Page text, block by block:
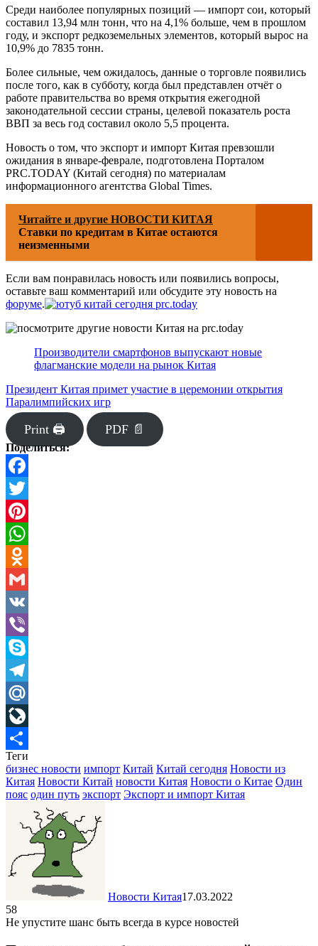
Среди наиболее популярных позиций — импорт сои, который
составил 13,94 млн тонн, что на 4,1% больше, чем в прошлом
году, и экспорт редкоземельных элементов, который вырос на
10,9% до 7835 тонн.
Более сильные, чем ожидалось, данные о торговле появились
после того, как в субботу, когда был представлен отчёт о
работе правительства во время открытия ежегодной
законодательной сессии страны, целевой показатель роста
ВВП за весь год составил около 5,5 процента.
Новость о том, что экспорт и импорт Китая превзошли
ожидания в январе-феврале, подготовлена Порталом
PRC.TODAY (Китай сегодня) по материалам
информационного агентства Global Times.
Читайте и другие НОВОСТИ КИТАЯ
Ставки по кредитам в Китае остаются
неизменными
Если вам понравилась новость или появились вопросы,
оставьте ваш комментарий или обсудите эту новость на
форуме.
Производители смартфонов выпускают новые
флагманские модели на рынок Китая
Президент Китая примет участие в церемонии открытия
Паралимпийских игр
Print 🖨 PDF 📄
Поделиться:
Facebook
Twitter
Pinterest
WhatsApp
Odnoklassniki
Gmail
VK
Viber
Skype
Telegram
Mail.Ru
LiveJournal
Отправить
Теги
бизнес новости импорт Китай Китай сегодня Новости из
Китая Новости Китай новости Китая Новости о Китае Один
пояс один путь экспорт Экспорт и импорт Китая
Новости Китая17.03.2022
58
Не упустите шанс быть всегда в курсе новостей